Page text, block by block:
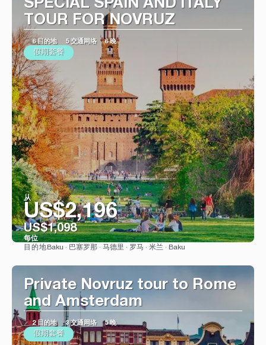
SPECIAL SPAIN AND ITALY
TOUR FOR NOVRUZ
6 目的地 5 交通网络 6 晚
假期套餐
从
US$2,196
US$1,098
每位
目的地 Baku · 巴塞罗那 · 马德里 · 罗马 · 米兰 · Baku
Private Novruz tour to Rome
and Amsterdam
2 目的地 3 交通网络 5 晚
假期套餐